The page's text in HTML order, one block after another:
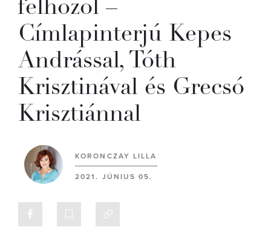
felhozol –
Címlapinterjú Kepes
Andrással, Tóth
Krisztinával és Grecsó
Krisztiánnal
KORONCZAY LILLA
2021. JÚNIUS 05.